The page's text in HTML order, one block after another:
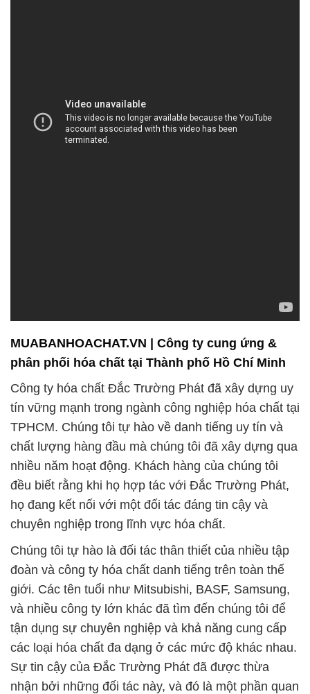
MUABANHOACHAT.VN | Công ty cung ứng &
phân phối hóa chất tại Thành phố Hồ Chí Minh
Công ty hóa chất Đắc Trường Phát đã xây dựng uy
tín vững mạnh trong ngành công nghiệp hóa chất tại
TPHCM. Chúng tôi tự hào về danh tiếng uy tín và
chất lượng hàng đầu mà chúng tôi đã xây dựng qua
nhiều năm hoạt động. Khách hàng của chúng tôi
đều biết rằng khi họ hợp tác với Đắc Trường Phát,
họ đang kết nối với một đối tác đáng tin cậy và
chuyên nghiệp trong lĩnh vực hóa chất.
Chúng tôi tự hào là đối tác thân thiết của nhiều tập
đoàn và công ty hóa chất danh tiếng trên toàn thế
giới. Các tên tuổi như Mitsubishi, BASF, Samsung,
và nhiều công ty lớn khác đã tìm đến chúng tôi để
tận dụng sự chuyên nghiệp và khả năng cung cấp
các loại hóa chất đa dạng ở các mức độ khác nhau.
Sự tin cậy của Đắc Trường Phát đã được thừa
nhận bởi những đối tác này, và đó là một phần quan